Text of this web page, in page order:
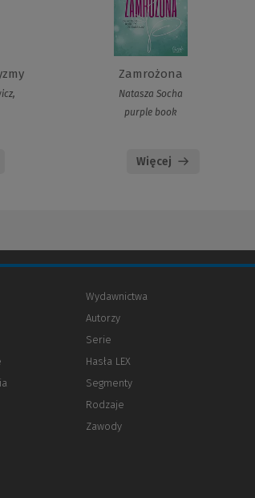
Zamrożona
Natasza Socha
purple book
Więcej
Wydawnictwa
Autorzy
Serie
Hasła LEX
Segmenty
Rodzaje
Zawody